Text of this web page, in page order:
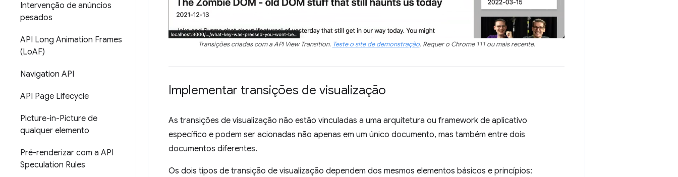
Intervenção de anúncios
pesados
API Long Animation Frames
(LoAF)
Navigation API
API Page Lifecycle
Picture-in-Picture de
qualquer elemento
Pré-renderizar com a API
Speculation Rules
Transições criadas com a API View Transition. Teste o site de demonstração. Requer o Chrome 111 ou mais recente.
Implementar transições de visualização
As transições de visualização não estão vinculadas a uma arquitetura ou framework de aplicativo
específico e podem ser acionadas não apenas em um único documento, mas também entre dois
documentos diferentes.
Os dois tipos de transição de visualização dependem dos mesmos elementos básicos e princípios: